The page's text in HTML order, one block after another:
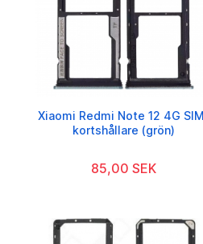
Xiaomi Redmi Note 12 4G
kortshållare (grön)
85,00 SEK